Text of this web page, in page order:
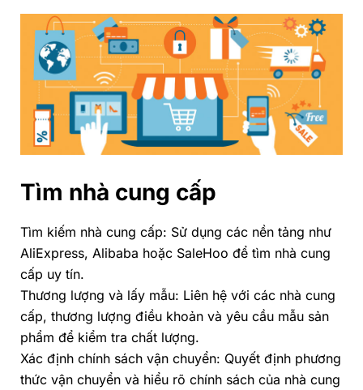
Tìm nhà cung cấp
Tìm kiếm nhà cung cấp: Sử dụng các nền tảng như
AliExpress, Alibaba hoặc SaleHoo để tìm nhà cung
cấp uy tín.
Thương lượng và lấy mẫu: Liên hệ với các nhà cung
cấp, thương lượng điều khoản và yêu cầu mẫu sản
phẩm để kiểm tra chất lượng.
Xác định chính sách vận chuyển: Quyết định phương
thức vận chuyển và hiểu rõ chính sách của nhà cung